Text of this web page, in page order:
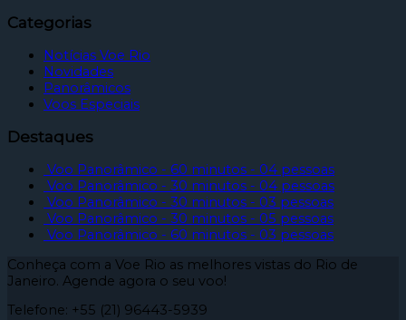
Categorias
Notícias Voe Rio
Novidades
Panorâmicos
Voos Especiais
Destaques
Voo Panorâmico - 60 minutos - 04 pessoas
Voo Panorâmico - 30 minutos - 04 pessoas
Voo Panorâmico - 30 minutos - 03 pessoas
Voo Panorâmico - 30 minutos - 05 pessoas
Voo Panorâmico - 60 minutos - 03 pessoas
Conheça com a Voe Rio as melhores vistas do Rio de
Janeiro. Agende agora o seu voo!
Telefone: +55 (21) 96443-5939